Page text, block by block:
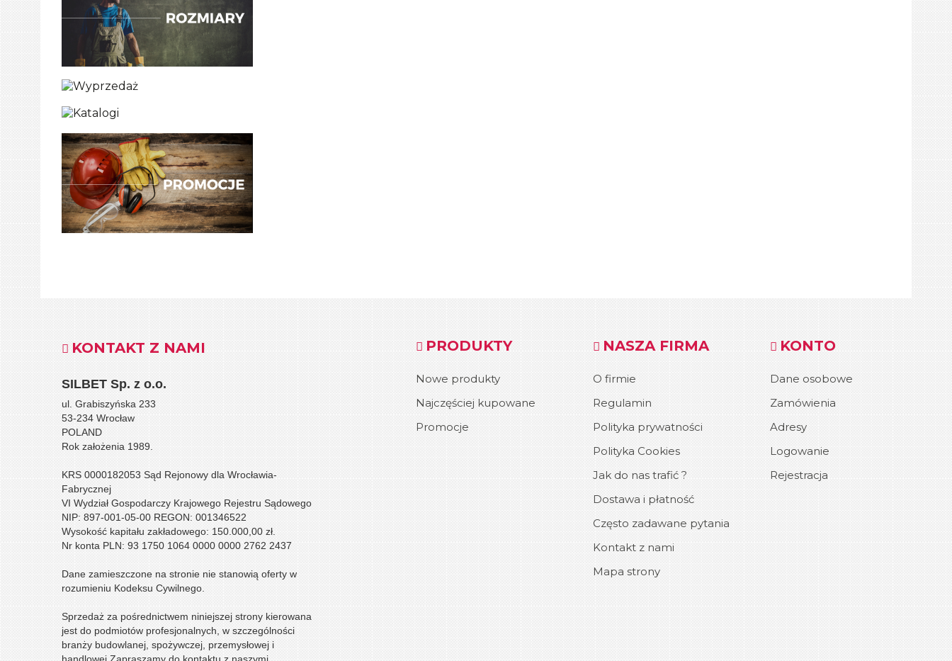
KONTAKT Z NAMI
SILBET Sp. z o.o.
ul. Grabiszyńska 233
53-234 Wrocław
POLAND
Rok założenia 1989.
KRS 0000182053 Sąd Rejonowy dla Wrocławia-
Fabrycznej
VI Wydział Gospodarczy Krajowego Rejestru Sądowego
NIP: 897-001-05-00 REGON: 001346522
Wysokość kapitału zakładowego: 150.000,00 zł.
Nr konta PLN: 93 1750 1064 0000 0000 2762 2437
Dane zamieszczone na stronie nie stanowią oferty w
rozumieniu Kodeksu Cywilnego.
Sprzedaż za pośrednictwem niniejszej strony kierowana
jest do podmiotów profesjonalnych, w szczególności
branży budowlanej, spożywczej, przemysłowej i
PRODUKTY
Nowe produkty
Najczęściej kupowane
Promocje
NASZA FIRMA
O firmie
Regulamin
Polityka prywatności
Polityka Cookies
Jak do nas trafić ?
Dostawa i płatność
Często zadawane pytania
Kontakt z nami
Mapa strony
KONTO
Dane osobowe
Zamówienia
Adresy
Logowanie
Rejestracja